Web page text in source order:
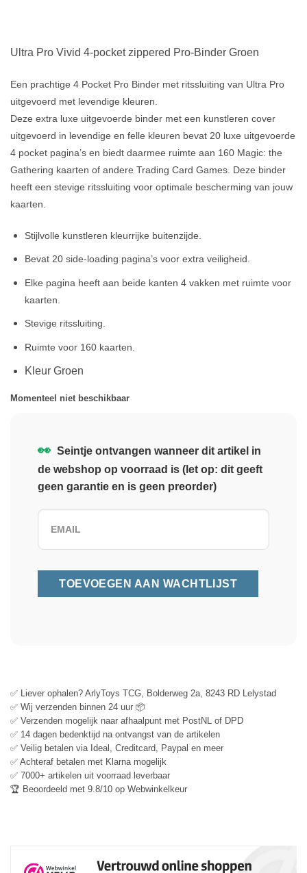
Ultra Pro Vivid 4-pocket zippered Pro-Binder Groen
Een prachtige 4 Pocket Pro Binder met ritssluiting van Ultra Pro
uitgevoerd met levendige kleuren.
Deze extra luxe uitgevoerde binder met een kunstleren cover
uitgevoerd in levendige en felle kleuren bevat 20 luxe uitgevoerde
4 pocket pagina’s en biedt daarmee ruimte aan 160 Magic: the
Gathering kaarten of andere Trading Card Games. Deze binder
heeft een stevige ritssluiting voor optimale bescherming van jouw
kaarten.
Stijlvolle kunstleren kleurrijke buitenzijde.
Bevat 20 side-loading pagina’s voor extra veiligheid.
Elke pagina heeft aan beide kanten 4 vakken met ruimte voor
kaarten.
Stevige ritssluiting.
Ruimte voor 160 kaarten.
Kleur Groen
Momenteel niet beschikbaar
👀 Seintje ontvangen wanneer dit artikel in
de webshop op voorraad is (let op: dit geeft
geen garantie en is geen preorder)
✅ Liever ophalen? ArlyToys TCG, Bolderweg 2a, 8243 RD Lelystad
✅ Wij verzenden binnen 24 uur 📦
✅ Verzenden mogelijk naar afhaalpunt met PostNL of DPD
✅ 14 dagen bedenktijd na ontvangst van de artikelen
✅ Veilig betalen via Ideal, Creditcard, Paypal en meer
✅ Achteraf betalen met Klarna mogelijk
✅ 7000+ artikelen uit voorraad leverbaar
🏆 Beoordeeld met 9.8/10 op Webwinkelkeur